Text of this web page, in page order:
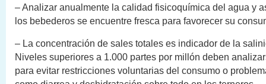
– Analizar anualmente la calidad fisicoquímica del agua y
los bebederos se encuentre fresca para favorecer su
– La concentración de sales totales es indicador de la
Niveles superiores a 1.000 partes por millón deben
para evitar restricciones voluntarias del consumo o